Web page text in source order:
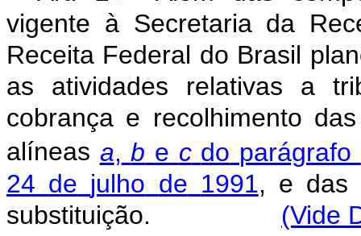
vigente à Secretaria da
Receita Federal do Brasil
as
atividades relativas a
cobrança e recolhimento das
alíneas a, b e c do parágrafo
24 de julho de 1991, e das
substituição. (Vide